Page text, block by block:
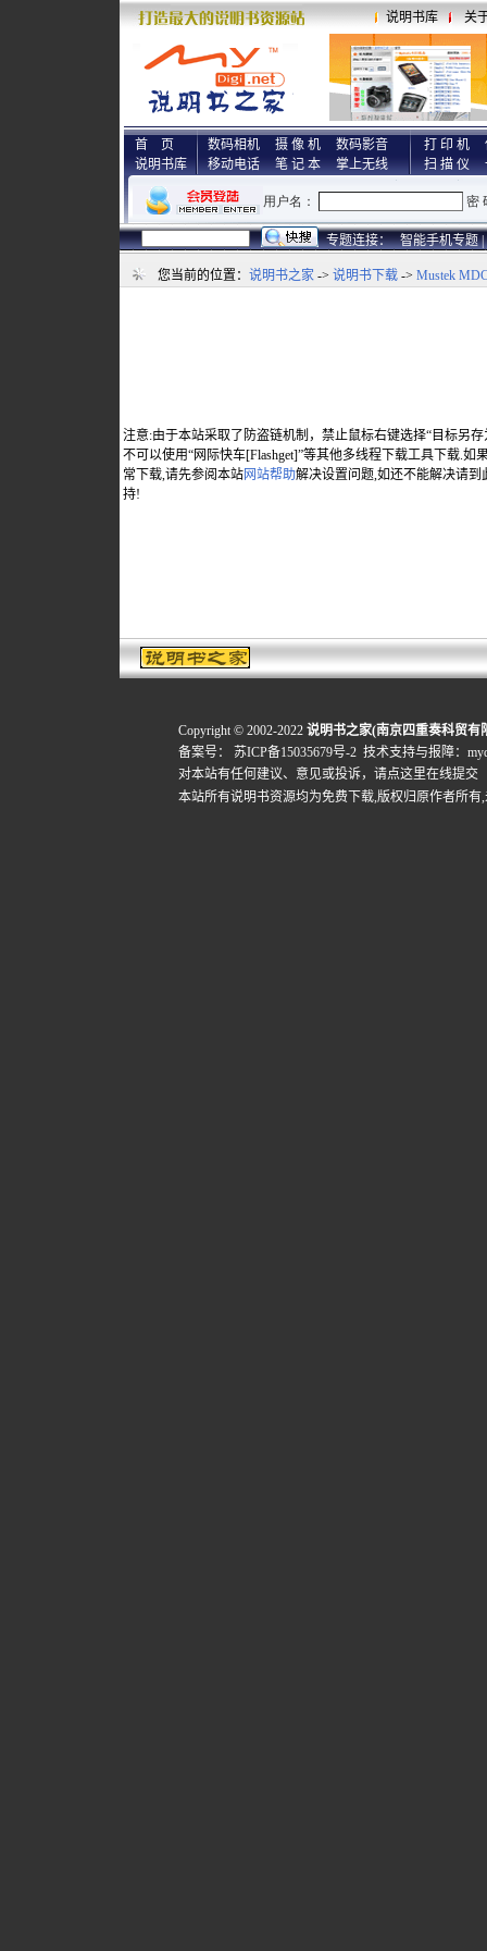
说明书库 关
首 页
说明书库
数码相机 摄 像 机
数码影音
移动电话
笔 记 本 掌上无线
打 印 机
扫 描 仪
专题连接： 智能手机专题 |
您当前的位置： 说明书之家 -> 说明书下载 -> Mustek
注意:由于本站采取了防盗链机制，禁止鼠标右键选择“目标另
不可以使用“网际快车[Flashget]”等其他多线程下载工具下载.如
常下载,请先参阅本站网站帮助解决设置问题,如还不能解决请到
持!
Copyright © 2002-2022 说明书之家(南京四重奏科贸有
备案号：
苏ICP备15035679号-2 技术支持与报障：
对本站有任何建议、意见或投诉， 请点这里在线提交
本站所有说明书资源均为免费下载,版权归原作者所